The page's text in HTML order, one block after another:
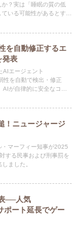
？実は「睡眠の質の低
いる可能性があるとする
を自動修正するエ
発表
エージェント
性を自動で検出・修正
が自律的に安全なコー
！ニュージャージ
マーフィー知事が2025
する民事および刑事罰を
ました。
──人気
ポート延長でゲー